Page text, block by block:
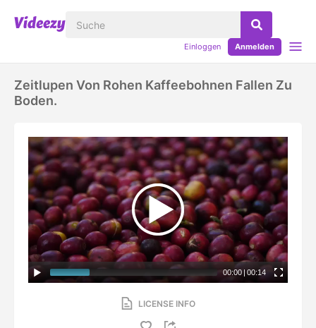
Einloggen Anmelden
Zeitlupen Von Rohen Kaffeebohnen Fallen Zu
Boden.
00:00 | 00:14
LICENSE INFO